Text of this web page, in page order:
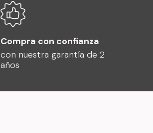
Compra con confianza
con nuestra garantía de 2
años